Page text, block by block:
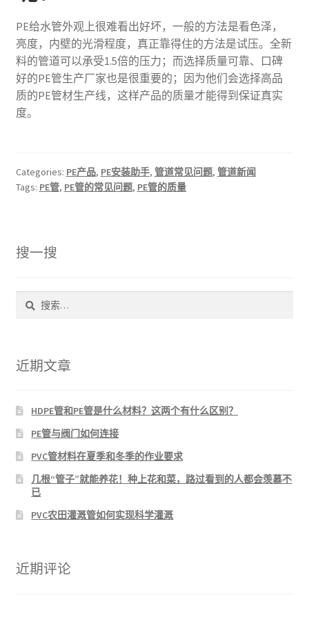
PE给水管外观上很难看出好坏，一般的方法是看色泽，
亮度，内壁的光滑程度，真正靠得住的方法是试压。全新
料的管道可以承受1.5倍的压力；而选择质量可靠、口碑
好的PE管生产厂家也是很重要的；因为他们会选择高品
质的PE管材生产线，这样产品的质量才能得到保证真实
度。
Categories: PE产品, PE安装助手, 管道常见问题, 管道新闻
Tags: PE管, PE管的常见问题, PE管的质量
搜一搜
索：
近期文章
HDPE管和PE管是什么材料？这两个有什么区别？
PE管与阀门如何连接
PVC管材料在夏季和冬季的作业要求
几根“管子”就能养花！种上花和菜，路过看到的人都会羡慕不
已
PVC农田灌溉管如何实现科学灌溉
近期评论